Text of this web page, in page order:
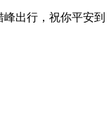
出行，祝你平安到